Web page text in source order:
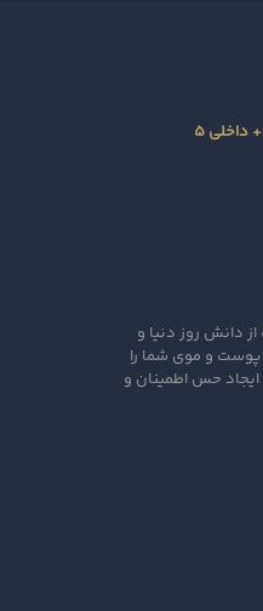
از دانش روز دنیا و
و موی شما را
حس اطمینان و